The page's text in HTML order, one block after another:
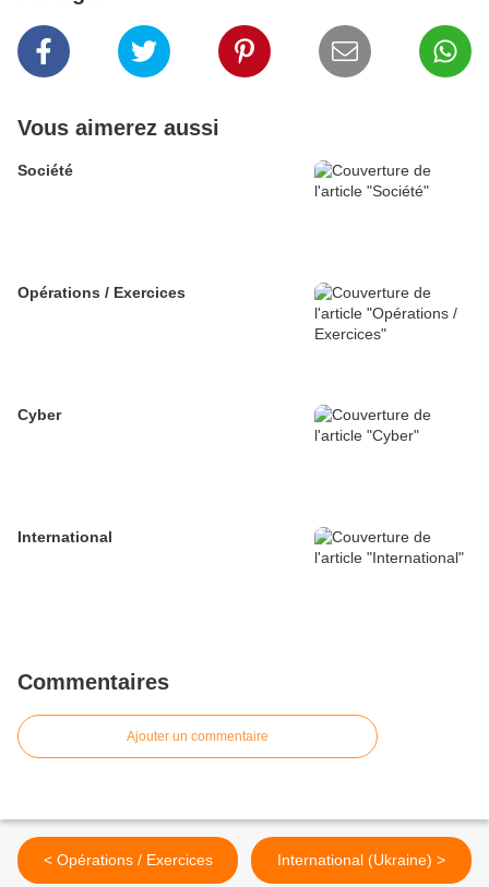
Vous aimerez aussi
Société
Opérations / Exercices
Cyber
International
Commentaires
Ajouter un commentaire
< Opérations / Exercices International (Ukraine) >